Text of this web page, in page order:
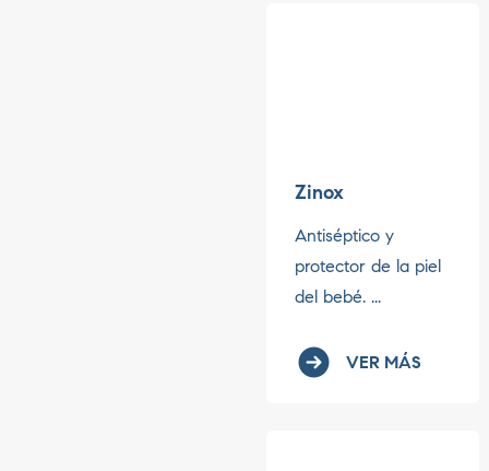
Zinox
Antiséptico y
protector de la piel
del bebé. ...
VER MÁS